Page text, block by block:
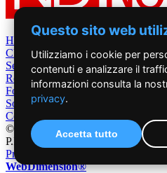
Home
Chi Siamo
Settimanale
Rete News
Foto&Video
Sostienici
Contatti
©2019 - NoiDonne - Iscrizione
P.IVA 00878931005
Privacy Policy
WebDimension®
Questo sito web
Utilizziamo i cookie per
contenuti e analizzare il
informazioni consulta la
privacy.
Accetta tutto